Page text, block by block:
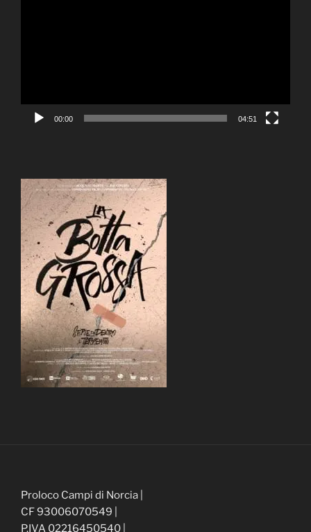
00:00 04:51
Proloco Campi di Norcia |
CF 93006070549 |
P.IVA 02216450540 |